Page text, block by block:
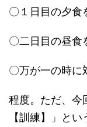
〇１日目の夕食
〇二日目の昼食
〇万が一の時に
程度。ただ、今
【訓練】」と